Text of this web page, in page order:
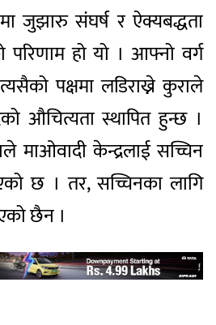
जुझारु संघर्ष र ऐक्यबद्धता
परिणाम हो यो । आफ्नो वर्ग
पक्षमा लडिराख्ने कुराले
औचित्यता स्थापित हुन्छ ।
माओवादी केन्द्रलाई सच्चिन
छ । तर, सच्चिनका लागि
छैन ।